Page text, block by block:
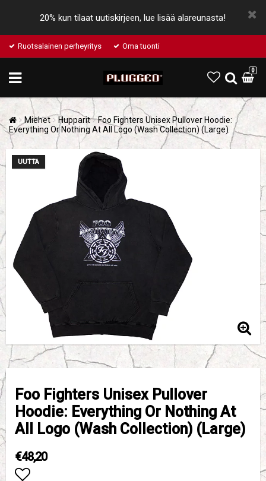
20% kun tilaat uutiskirjeen, lue lisää alareunasta!
Ruotsalainen perheyritys Oma tuonti
0
Miehet Hupparit
Foo Fighters Unisex Pullover Hoodie:
Everything Or Nothing At All Logo (Wash Collection) (Large)
UUTTA
Foo Fighters Unisex Pullover
Hoodie: Everything Or Nothing At
All Logo (Wash Collection) (Large)
€48,20